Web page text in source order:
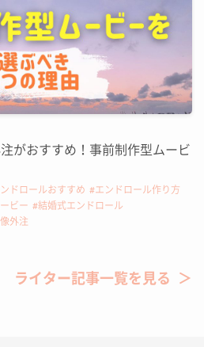
がおすすめ！事前制作型ムービ
ドロールおすすめ
エンドロール作り方
ビー
結婚式エンドロール
外注
ライター記事一覧を見る